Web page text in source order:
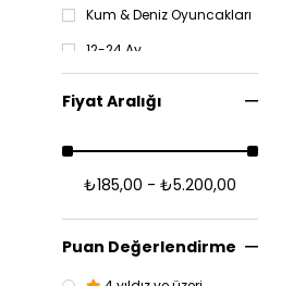
Kum & Deniz Oyuncakları
12-24 Ay
Fiyat Aralığı
₺185,00 - ₺5.200,00
Puan Değerlendirme